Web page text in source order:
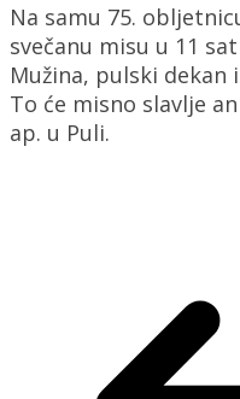
Na samu 75.
svečanu misu u 11
Mužina, pulski dekan
To će misno slavlje
ap. u Puli.